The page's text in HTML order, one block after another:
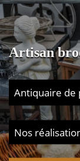
Artisan
Antiquaire de
Nos